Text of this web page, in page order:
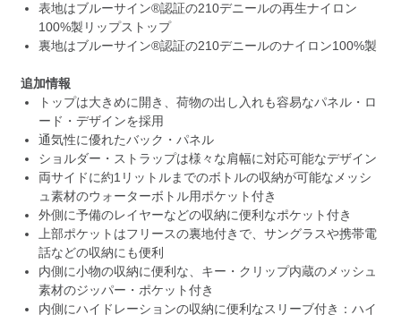
表地はブルーサイン®認証の210デニールの再生ナイロン
100%製リップストップ
裏地はブルーサイン®認証の210デニールのナイロン100%製
追加情報
トップは大きめに開き、荷物の出し入れも容易なパネル・ロ
ード・デザインを採用
通気性に優れたバック・パネル
ショルダー・ストラップは様々な肩幅に対応可能なデザイン
両サイドに約1リットルまでのボトルの収納が可能なメッシ
ュ素材のウォーターボトル用ポケット付き
外側に予備のレイヤーなどの収納に便利なポケット付き
上部ポケットはフリースの裏地付きで、サングラスや携帯電
話などの収納にも便利
内側に小物の収納に便利な、キー・クリップ内蔵のメッシュ
素材のジッパー・ポケット付き
内側にハイドレーションの収納に便利なスリーブ付き：ハイ